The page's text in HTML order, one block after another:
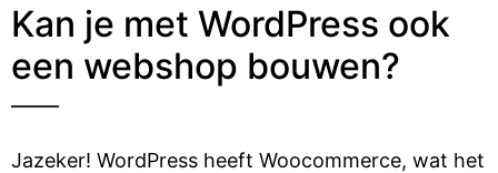
Kan je met WordPress ook
een webshop bouwen?
Jazeker! WordPress heeft Woocommerce, wat het